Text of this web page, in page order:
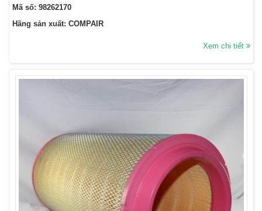
Mã số: 98262170
Hãng sản xuất: COMPAIR
Xem chi tiết